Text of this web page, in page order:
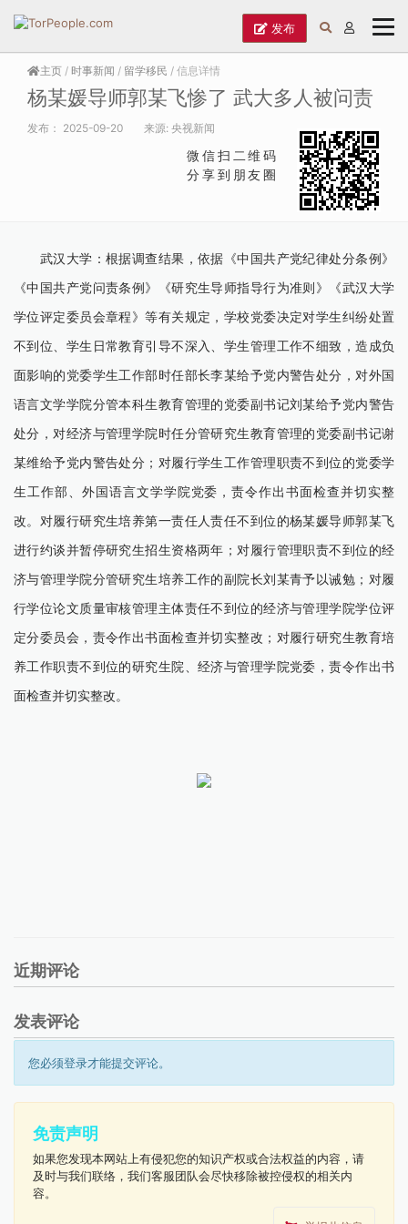
发布
主页 / 时事新闻 / 留学移民 / 信息详情
杨某媛导师郭某飞惨了 武大多人被问责
发布： 2025-09-20 来源: 央视新闻
微信扫二维码
分享到朋友圈
武汉大学：根据调查结果，依据《中国共产党纪律处分条例》
《中国共产党问责条例》《研究生导师指导行为准则》《武汉大学
学位评定委员会章程》等有关规定，学校党委决定对学生纠纷处置
不到位、学生日常教育引导不深入、学生管理工作不细致，造成负
面影响的党委学生工作部时任部长李某给予党内警告处分，对外国
语言文学学院分管本科生教育管理的党委副书记刘某给予党内警告
处分，对经济与管理学院时任分管研究生教育管理的党委副书记谢
某维给予党内警告处分；对履行学生工作管理职责不到位的党委学
生工作部、外国语言文学学院党委，责令作出书面检查并切实整
改。对履行研究生培养第一责任人责任不到位的杨某媛导师郭某飞
进行约谈并暂停研究生招生资格两年；对履行管理职责不到位的经
济与管理学院分管研究生培养工作的副院长刘某青予以诫勉；对履
行学位论文质量审核管理主体责任不到位的经济与管理学院学位评
定分委员会，责令作出书面检查并切实整改；对履行研究生教育培
养工作职责不到位的研究生院、经济与管理学院党委，责令作出书
面检查并切实整改。
近期评论
发表评论
您必须登录才能提交评论。
免责声明
如果您发现本网站上有侵犯您的知识产权或合法权益的内容，请
及时与我们联络，我们客服团队会尽快移除被控侵权的相关内
容。